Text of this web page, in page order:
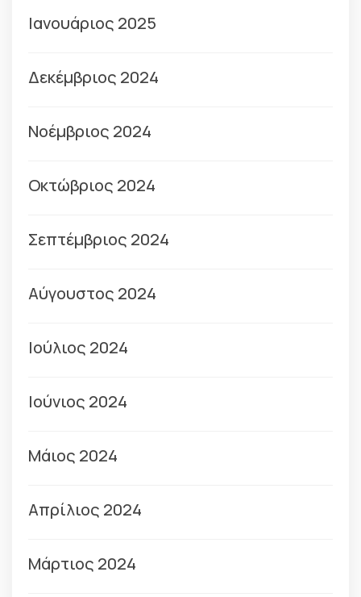
Ιανουάριος 2025
Δεκέμβριος 2024
Νοέμβριος 2024
Οκτώβριος 2024
Σεπτέμβριος 2024
Αύγουστος 2024
Ιούλιος 2024
Ιούνιος 2024
Μάιος 2024
Απρίλιος 2024
Μάρτιος 2024